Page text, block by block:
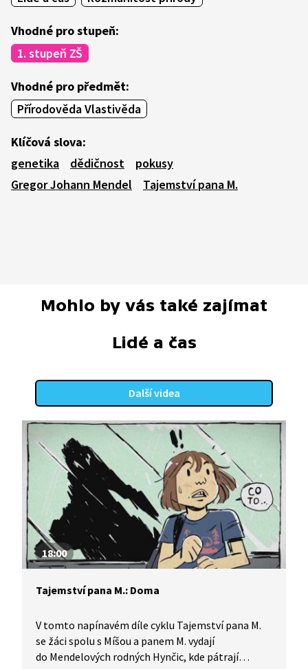
Vhodné pro stupeň:
1. stupeň ZŠ
Vhodné pro předmět:
Přírodověda Vlastivěda
Klíčová slova:
genetika
dědičnost
pokusy
Gregor Johann Mendel
Tajemství pana M.
Mohlo by vás také zajímat
Lidé a čas
Další videa
18:00
Tajemství pana M.: Doma
V tomto napínavém díle cyklu Tajemství pana M.
se žáci spolu s Míšou a panem M. vydají
do Mendelových rodných Hynčic, kde pátrají